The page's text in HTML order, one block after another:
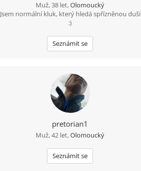
Muž, 38 let,Olomoucký
Jsem normální kluk, který hledá spřízněnou duši
:)
Seznámit se
pretorian1
Muž, 42 let,Olomoucký
Seznámit se